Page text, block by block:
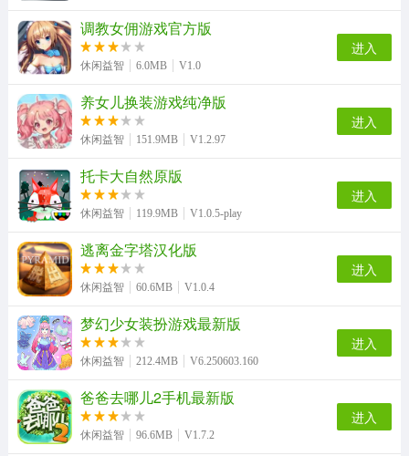
调教女佣游戏官方版
休闲益智 6.0MB V1.0
进入
养女儿换装游戏纯净版
休闲益智 151.9MB V1.2.97
进入
托卡大自然原版
休闲益智 119.9MB V1.0.5-play
进入
逃离金字塔汉化版
休闲益智 60.6MB V1.0.4
进入
梦幻少女装扮游戏最新版
休闲益智 212.4MB V6.250603.160
进入
爸爸去哪儿2手机最新版
休闲益智 96.6MB V1.7.2
进入